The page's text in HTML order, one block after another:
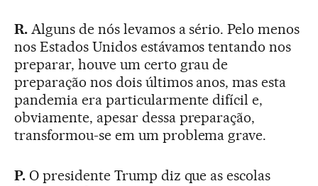
R.Alguns de nós levamos a sério. Pelo menos
nos Estados Unidos estávamos tentando nos
preparar, houve um certo grau de
preparação nos dois últimos anos, mas esta
pandemia era particularmente difícil e,
obviamente, apesar dessa preparação,
transformou-se em um problema grave.
P. O presidente Trump diz que as escolas